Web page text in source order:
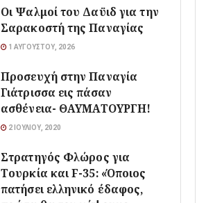
Οι Ψαλμοί του Δαϋιδ για την
Σαρακοστή της Παναγίας
1 ΑΥΓΟΎΣΤΟΥ, 2026
Προσευχή στην Παναγία
Γιάτρισσα εις πάσαν
ασθένεια- ΘΑΥΜΑΤΟΥΡΓΗ!
2 ΙΟΥΛΊΟΥ, 2020
Στρατηγός Φλώρος για
Τουρκία και F-35: «Όποιος
πατήσει ελληνικό έδαφος,